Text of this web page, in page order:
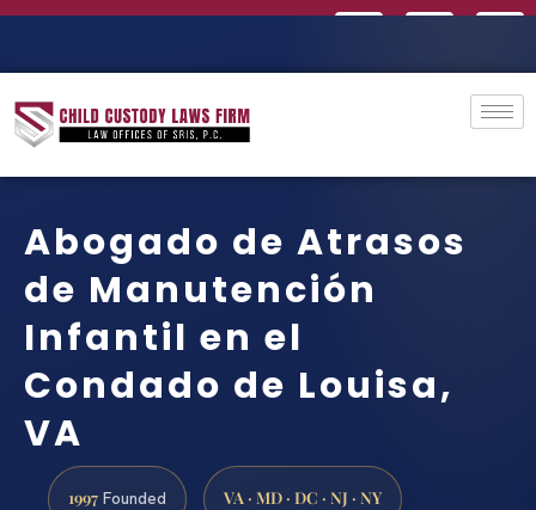
Abogado de Atrasos
de Manutención
Infantil en el
Condado de Louisa,
VA
1997 Founded VA · MD · DC · NJ · NY